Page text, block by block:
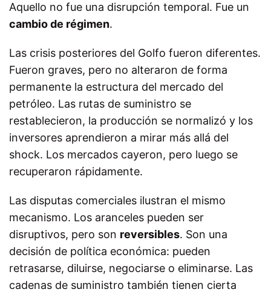
Aquello no fue una disrupción temporal. Fue un
cambio de régimen.
Las crisis posteriores del Golfo fueron diferentes.
Fueron graves, pero no alteraron de forma
permanente la estructura del mercado del
petróleo. Las rutas de suministro se
restablecieron, la producción se normalizó y los
inversores aprendieron a mirar más allá del
shock. Los mercados cayeron, pero luego se
recuperaron rápidamente.
Las disputas comerciales ilustran el mismo
mecanismo. Los aranceles pueden ser
disruptivos, pero son reversibles. Son una
decisión de política económica: pueden
retrasarse, diluirse, negociarse o eliminarse. Las
cadenas de suministro también tienen cierta